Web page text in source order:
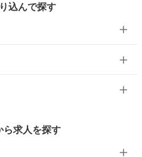
込んで探す
ら求人を探す